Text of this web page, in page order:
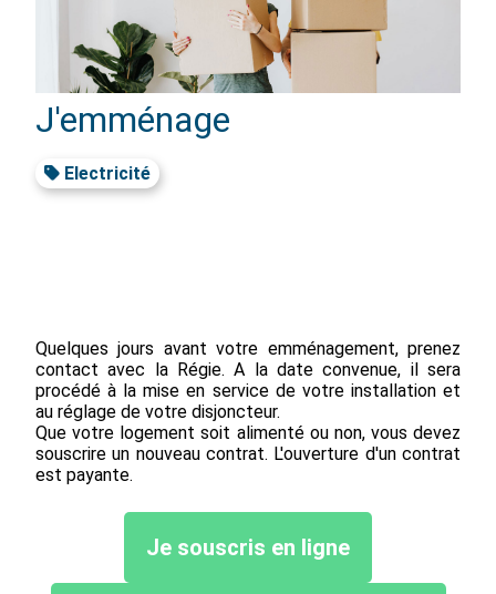
J'emménage
Electricité
Quelques jours avant votre emménagement, prenez
contact avec la Régie. A la date convenue, il sera
procédé à la mise en service de votre installation et
au réglage de votre disjoncteur.
Que votre logement soit alimenté ou non, vous devez
souscrire un nouveau contrat. L'ouverture d'un contrat
est payante.
Je souscris en ligne